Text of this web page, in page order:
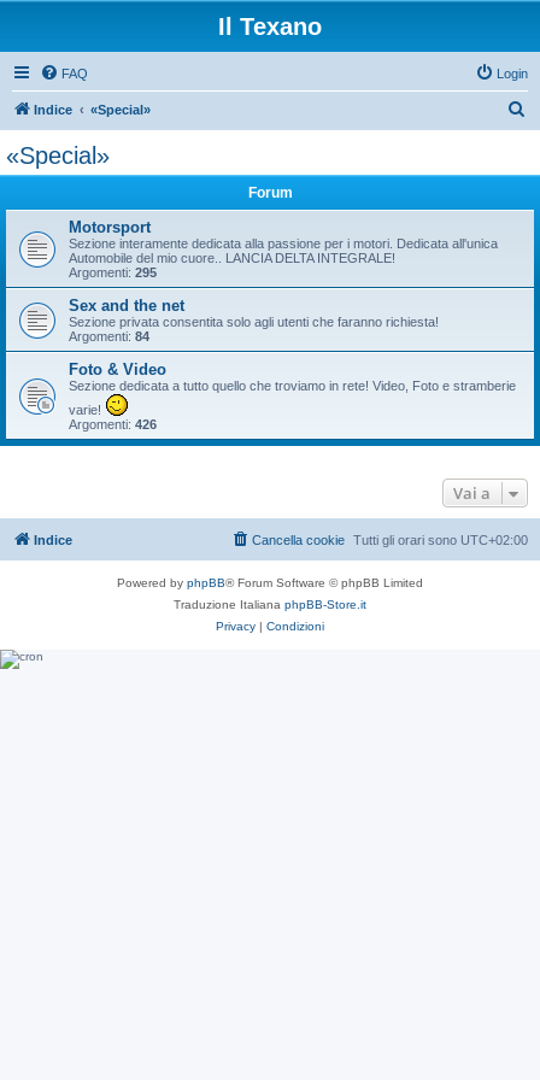
Il Texano
FAQ Login
Indice «Special»
«Special»
Forum
Motorsport
Sezione interamente dedicata alla passione per i motori. Dedicata all'unica
Automobile del mio cuore.. LANCIA DELTA INTEGRALE!
Argomenti: 295
Sex and the net
Sezione privata consentita solo agli utenti che faranno richiesta!
Argomenti: 84
Foto & Video
Sezione dedicata a tutto quello che troviamo in rete! Video, Foto e stramberie
varie!
Argomenti: 426
Vai a
Indice Tutti gli orari sono UTC+02:00
Cancella cookie
Powered by phpBB® Forum Software © phpBB Limited
Traduzione Italiana phpBB-Store.it
Privacy | Condizioni